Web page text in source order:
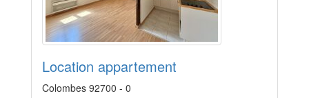
Location appartement
Colombes 92700 - 0